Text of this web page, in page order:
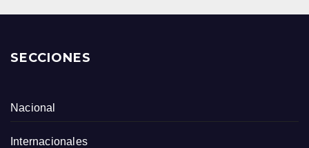
SECCIONES
Nacional
Internacionales